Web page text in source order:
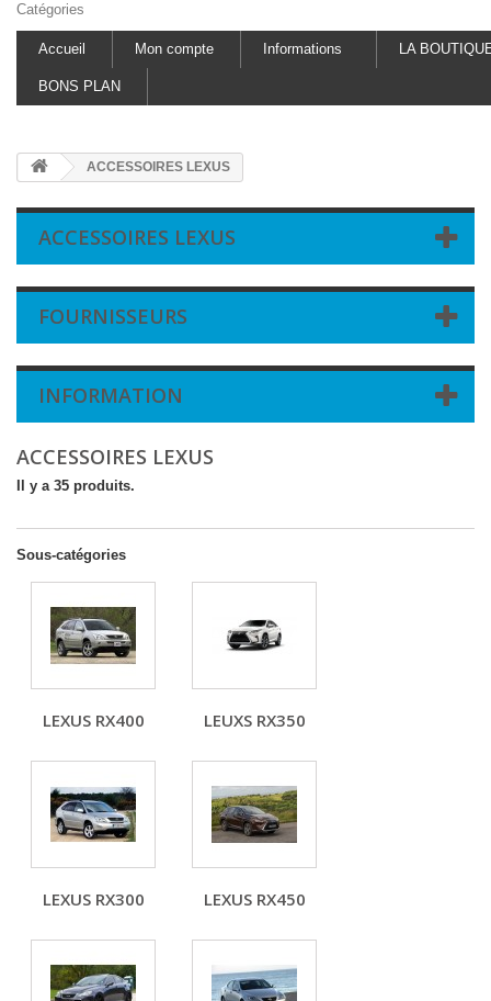
Catégories
Accueil Mon compte Informations LA
BONS PLAN
ACCESSOIRES LEXUS
ACCESSOIRES LEXUS
FOURNISSEURS
INFORMATION
ACCESSOIRES LEXUS
Il y a 35 produits.
Sous-catégories
LEXUS RX400 LEUXS RX350
LEXUS RX300 LEXUS RX450